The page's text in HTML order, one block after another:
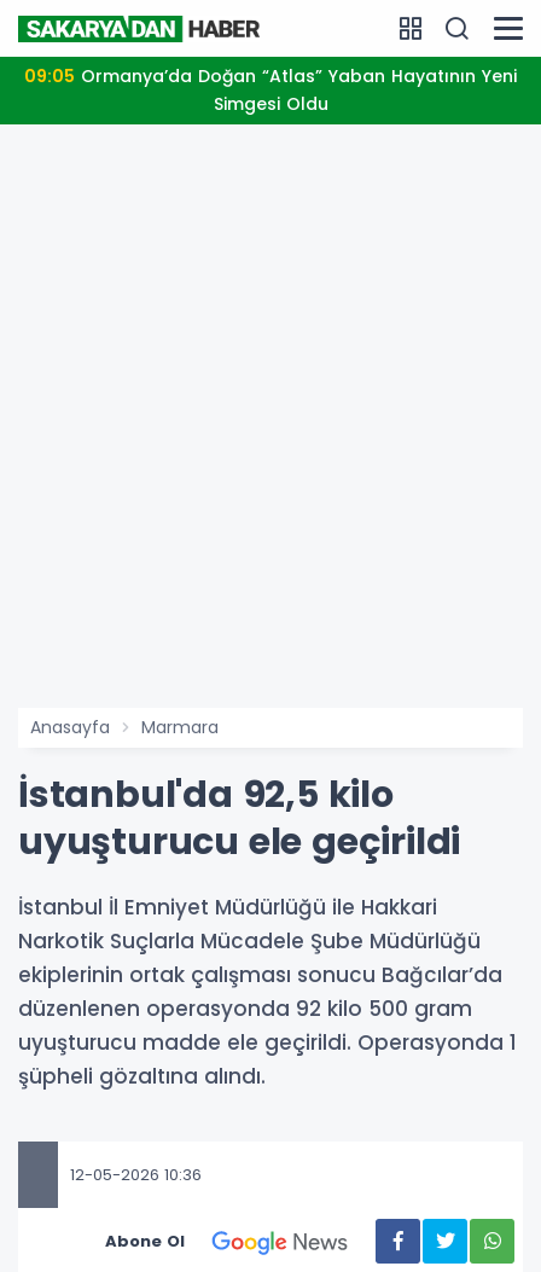
09:05
Simgesi Oldu
Anasayfa Marmara
İstanbul'da 92,5 kilo
uyuşturucu ele geçirildi
İstanbul İl Emniyet Müdürlüğü ile Hakkari
Narkotik Suçlarla Mücadele Şube Müdürlüğü
ekiplerinin ortak çalışması sonucu Bağcılar’da
düzenlenen operasyonda 92 kilo 500 gram
uyuşturucu madde ele geçirildi. Operasyonda 1
şüpheli gözaltına alındı.
12-05-2026 10:36
Abone Ol